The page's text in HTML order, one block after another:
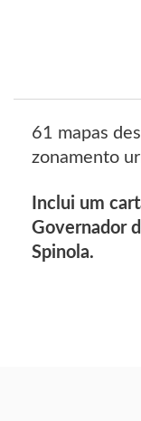
61 mapas
zonamento
Inclui um
Governador
Spinola.